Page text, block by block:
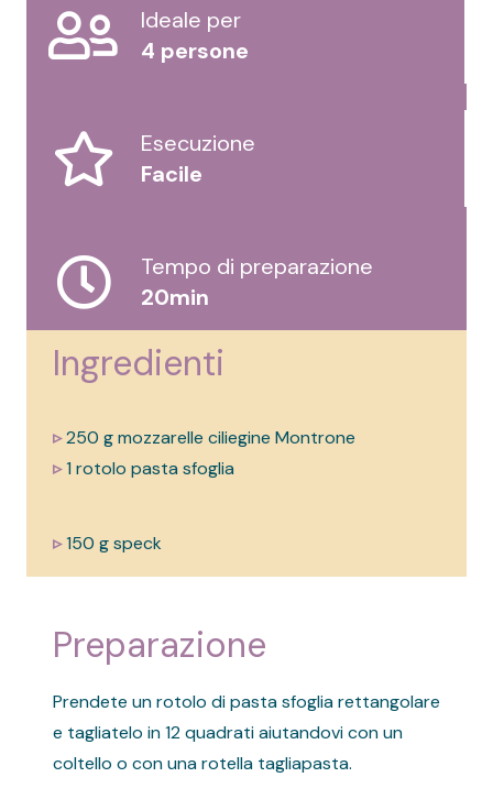
Ideale per
4 persone
Esecuzione
Facile
Tempo di preparazione
20min
Ingredienti
▹250 g mozzarelle ciliegine Montrone
▹1 rotolo pasta sfoglia
▹150 g speck
Preparazione
Prendete un rotolo di pasta sfoglia rettangolare
e tagliatelo in 12 quadrati aiutandovi con un
coltello o con una rotella tagliapasta.